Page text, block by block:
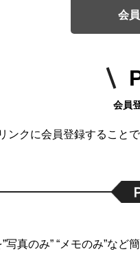
会
会員
ンクに会員登録することで
真のみ” “メモのみ”など